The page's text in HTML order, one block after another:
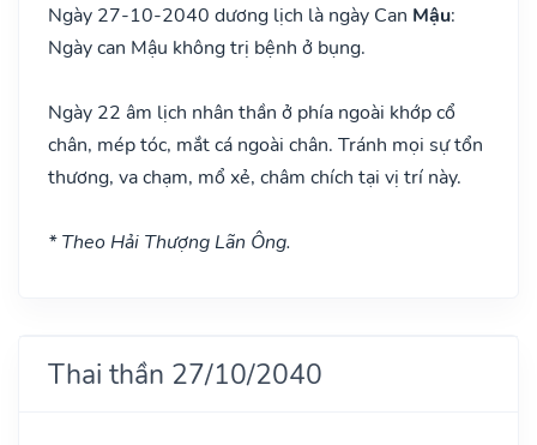
Ngày 27-10-2040 dương lịch là ngày Can Mậu:
Ngày can Mậu không trị bệnh ở bụng.
Ngày 22 âm lịch nhân thần ở phía ngoài khớp cổ
chân, mép tóc, mắt cá ngoài chân. Tránh mọi sự tổn
thương, va chạm, mổ xẻ, châm chích tại vị trí này.
* Theo Hải Thượng Lãn Ông.
Thai thần 27/10/2040